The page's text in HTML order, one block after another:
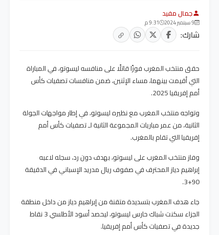
جمال مفيد
9 سبتمبر 2024 9:31 م
شارك:
حقق منتخب المغرب فوزًا قاتلًا على منافسه ليسوتو، في المباراة
التي أقيمت بينهما، مساء الإثنين، ضمن منافسات تصفيات كأس
أمم إفريقيا 2025.
وتواجه منتخب المغرب مع نظيره ليسوتو، في إطار مواجهات الجولة
الثانية، من عمر مباريات المجموعة الثانية لـ تصفيات كأس أمم
إفريقيا التي تقام بالمغرب.
وفاز منتخب المغرب على ليسوتو، بهدف دون رد، سجله لاعبه
إبراهيم دياز المحترف في صفوف ريال مدريد الإسباني في الدقيقة
90+3.
جاء هدف المغرب بتسديدة متقنة من إبراهيم دياز من داخل منطقة
الجزاء سكنت شباك حارس ليسوتو، ليحصد أسود الأطلسي 3 نقاط
جديدة في تصفيات كأس أمم إفريقيا.